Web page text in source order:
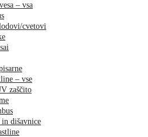
– vsa
cvetovi
– vse
zaščito
dišavnice